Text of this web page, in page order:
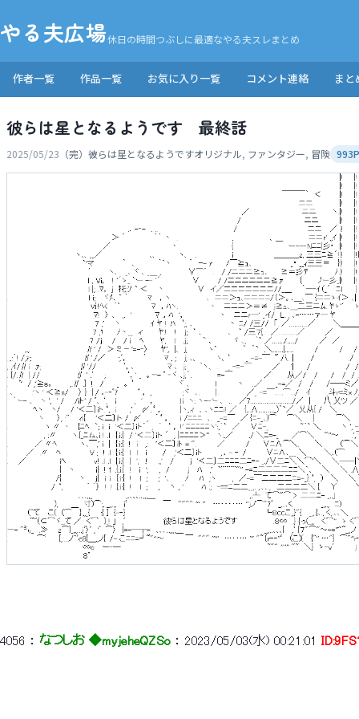
やる夫広場休日の時間つぶしに最適なやる夫スレまとめ
作者一覧 作品一覧 お気に入り一覧 コメント連絡 まと
彼らは星となるようです 最終話
2025/05/23 （完）彼らは星となるようですオリジナル, ファンタジー, 冒険
4056 ： なつしお ◆myjeheQZSo ： 2023/05/03(水) 00:21:01